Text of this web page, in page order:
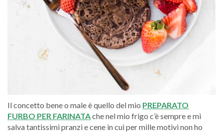
Il concetto bene o male è quello del mio PREPARATO
FURBO PER FARINATAche nel mio frigo c’è sempre e mi
salva tantissimi pranzi e cene in cui per mille motivi non ho